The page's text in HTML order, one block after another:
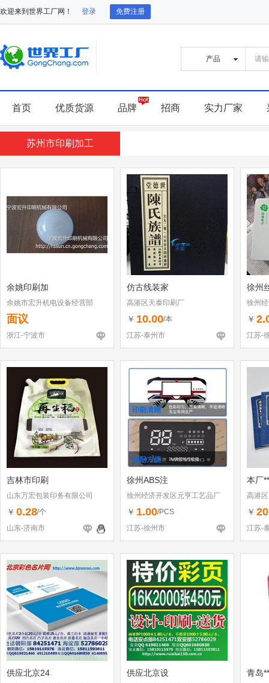
欢迎来到世界工厂网！ 登录 免费注册
首页 优质货源 品牌 招商 实力厂家
苏州市印刷加工
余姚印刷加
余姚市宏升机电设备经营部
面议
浙江-宁波市
仿古线装家
高港区天泰印刷厂
￥ 10.00/本
江苏-泰州市
徐州
徐州
￥
江苏-
吉林市印刷
山东万宏包装印务有限公司
￥ 0.28/个
山东-济南市
徐州ABS注
徐州经济开发区元亨工艺品厂
￥ 1.00/PCS
江苏-徐州市
本厂
高港
￥
江苏-
供应北京24 供应北京设 青岛